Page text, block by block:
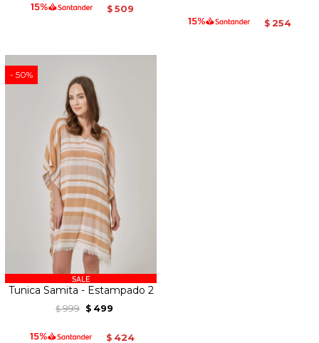
$ 509
$ 254
50
Tunica Samita - Estampado 2
$ 999 $ 499
$ 424